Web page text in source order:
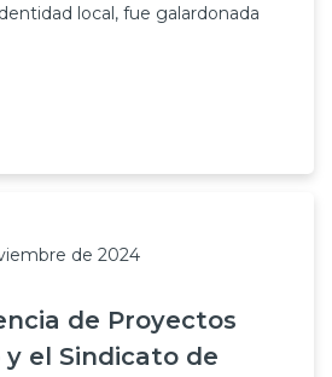
local, fue galardonada
de 2024
de Proyectos
y el Sindicato de